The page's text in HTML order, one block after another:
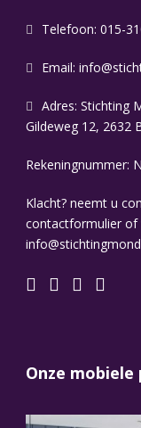
Telefoon: 015-
Email:
Adres: Stichting
Gildeweg 12, 2632
Rekeningnummer:
Klacht? neemt u
contactformulier of
Onze